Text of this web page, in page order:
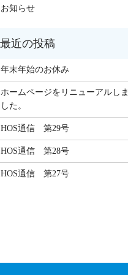
お知らせ
年末年始のお休み
ホームページをリニューアルしま
した。
HOS通信 第29号
HOS通信 第28号
HOS通信 第27号